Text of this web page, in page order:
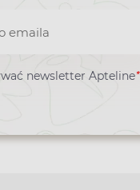
newsletter Apteline*